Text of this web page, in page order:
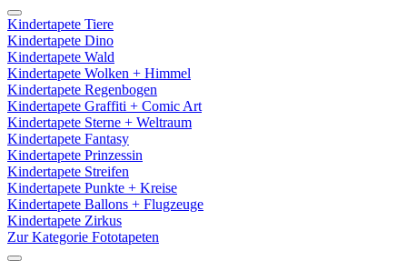
Kindertapete Tiere
Kindertapete Dino
Kindertapete Wald
Kindertapete Wolken + Himmel
Kindertapete Regenbogen
Kindertapete Graffiti + Comic Art
Kindertapete Sterne + Weltraum
Kindertapete Fantasy
Kindertapete Prinzessin
Kindertapete Streifen
Kindertapete Punkte + Kreise
Kindertapete Ballons + Flugzeuge
Kindertapete Zirkus
Zur Kategorie Fototapeten